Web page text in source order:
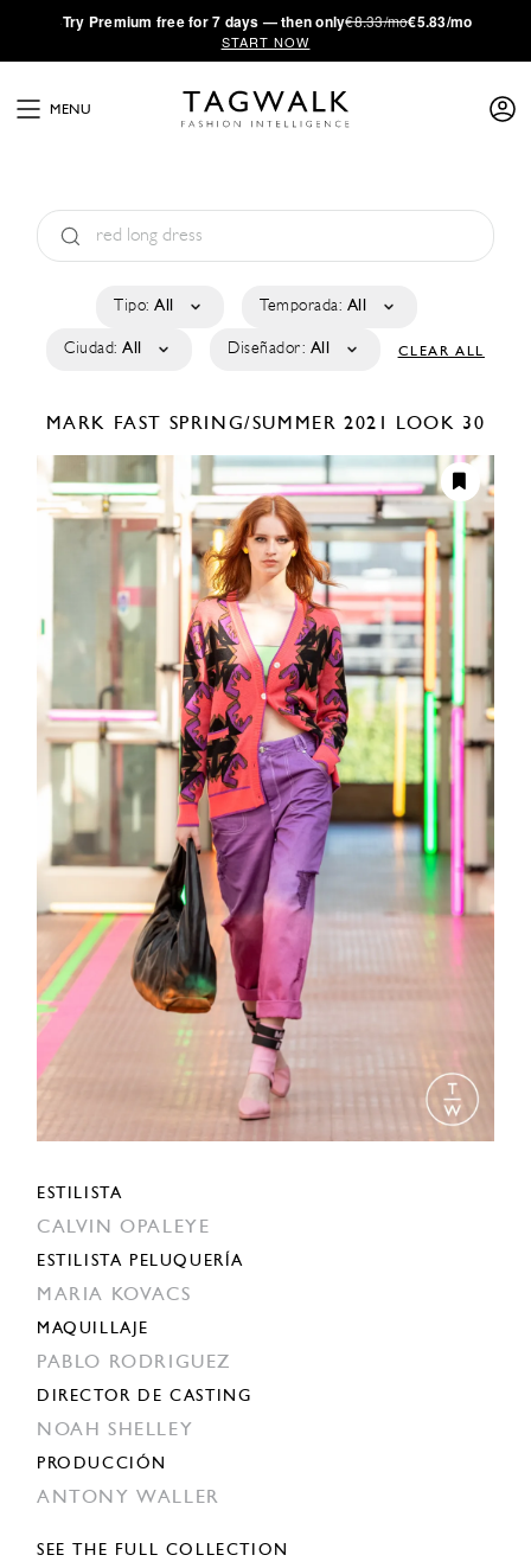
·Try Premium free for 7 days — then only€8.33/mo€5.83/mo
START NOW
MENU
Tipo: All Temporada: All
Ciudad: All Diseñador: All CLEAR ALL
MARK FAST SPRING/SUMMER 2021 LOOK 30
ESTILISTA
CALVIN OPALEYE
ESTILISTA PELUQUERÍA
MARIA KOVACS
MAQUILLAJE
PABLO RODRIGUEZ
DIRECTOR DE CASTING
NOAH SHELLEY
PRODUCCIÓN
ANTONY WALLER
SEE THE FULL COLLECTION